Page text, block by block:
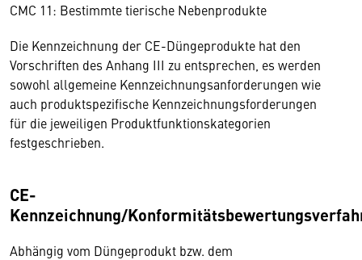
CMC 11: Bestimmte tierische Nebenprodukte
Die Kennzeichnung der CE-Düngeprodukte hat den
Vorschriften des Anhang III zu entsprechen, es werden
sowohl allgemeine Kennzeichnungsanforderungen wie
auch produktspezifische Kennzeichnungsforderungen
für die jeweiligen Produktfunktionskategorien
festgeschrieben.
CE-
Kennzeichnung/
Abhängig vom Düngeprodukt bzw. dem